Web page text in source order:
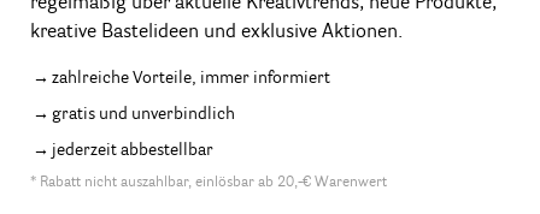
kreative Bastelideen und exklusive Aktionen.
zahlreiche Vorteile, immer informiert
gratis und unverbindlich
jederzeit abbestellbar
* Rabatt nicht auszahlbar, einlösbar ab 20,-€ Warenwert